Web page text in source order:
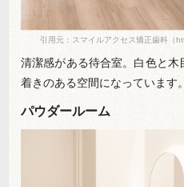
引用元：スマイルアクセス矯正歯科（
清潔感がある待合室。白色と
着きのある空間になっています。
パウダールーム